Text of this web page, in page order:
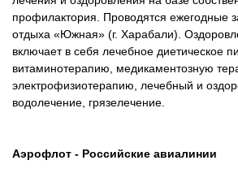
профилактория. Проводятся ежегодные
отдыха «Южная» (г. Харабали).
включает в себя лечебное диетическое
витаминотерапию, медикаментозную
электрофизиотерапию, лечебный и
водолечение, грязелечение.
Аэрофлот - Российские авиалинии